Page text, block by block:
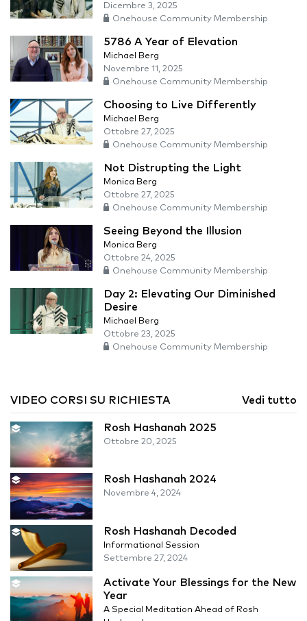
Dicembre 3, 2025
Onehouse Community Membership
5786 A Year of Elevation
Michael Berg
Novembre 11, 2025
Onehouse Community Membership
Choosing to Live Differently
Michael Berg
Ottobre 27, 2025
Onehouse Community Membership
Not Distrupting the Light
Monica Berg
Ottobre 27, 2025
Onehouse Community Membership
Seeing Beyond the Illusion
Monica Berg
Ottobre 24, 2025
Onehouse Community Membership
Day 2: Elevating Our Diminished
Desire
Michael Berg
Ottobre 23, 2025
Onehouse Community Membership
VIDEO CORSI SU RICHIESTA Vedi tutto
Rosh Hashanah 2025
Ottobre 20, 2025
Rosh Hashanah 2024
Novembre 4, 2024
Rosh Hashanah Decoded
Informational Session
Settembre 27, 2024
Activate Your Blessings for the New
Year
A Special Meditation Ahead of Rosh